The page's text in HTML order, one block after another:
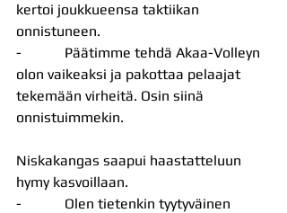
kertoi joukkueensa taktiikan
onnistuneen.
-            Päätimme tehdä Akaa-Volleyn
olon vaikeaksi ja pakottaa pelaajat
tekemään virheitä. Osin siinä
onnistuimmekin.
Niskakangas saapui haastatteluun
hymy kasvoillaan.
-            Olen tietenkin tyytyväinen